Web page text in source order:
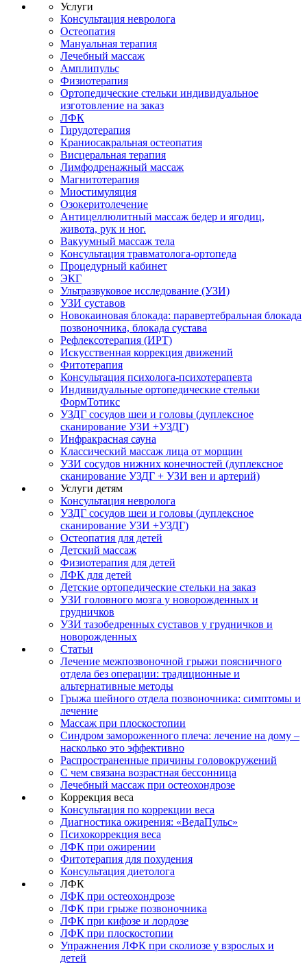
Услуги
Консультация невролога
Остеопатия
Мануальная терапия
Лечебный массаж
Амплипульс
Физиотерапия
Ортопедические стельки индивидуальное
изготовление на заказ
ЛФК
Гирудотерапия
Краниосакральная остеопатия
Висцеральная терапия
Лимфодренажный массаж
Магнитотерапия
Миостимуляция
Озокеритолечение
Антицеллюлитный массаж бедер и ягодиц,
живота, рук и ног.
Вакуумный массаж тела
Консультация травматолога-ортопеда
Процедурный кабинет
ЭКГ
Ультразвуковое исследование (УЗИ)
УЗИ суставов
Новокаиновая блокада: паравертебральная блокада
позвоночника, блокада сустава
Рефлексотерапия (ИРТ)
Искусственная коррекция движений
Фитотерапия
Консультация психолога-психотерапевта
Индивидуальные ортопедические стельки
ФормТотикс
УЗДГ сосудов шеи и головы (дуплексное
сканирование УЗИ +УЗДГ)
Инфракрасная сауна
Классический массаж лица от морщин
УЗИ сосудов нижних конечностей (дуплексное
сканирование УЗДГ + УЗИ вен и артерий)
Услуги детям
Консультация невролога
УЗДГ сосудов шеи и головы (дуплексное
сканирование УЗИ +УЗДГ)
Остеопатия для детей
Детский массаж
Физиотерапия для детей
ЛФК для детей
Детские ортопедические стельки на заказ
УЗИ головного мозга у новорожденных и
грудничков
УЗИ тазобедренных суставов у грудничков и
новорожденных
Статьи
Лечение межпозвоночной грыжи поясничного
отдела без операции: традиционные и
альтернативные методы
Грыжа шейного отдела позвоночника: симптомы и
лечение
Массаж при плоскостопии
Синдром замороженного плеча: лечение на дому –
насколько это эффективно
Распространенные причины головокружений
С чем связана возрастная бессонница
Лечебный массаж при остеохондрозе
Коррекция веса
Консультация по коррекции веса
Диагностика ожирения: «ВедаПульс»
Психокоррекция веса
ЛФК при ожирении
Фитотерапия для похудения
Консультация диетолога
ЛФК
ЛФК при остеохондрозе
ЛФК при грыже позвоночника
ЛФК при кифозе и лордозе
ЛФК при плоскостопии
Упражнения ЛФК при сколиозе у взрослых и
детей